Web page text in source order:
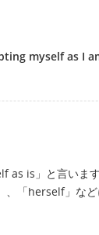
myself as I
as is」と言います
「herself」など